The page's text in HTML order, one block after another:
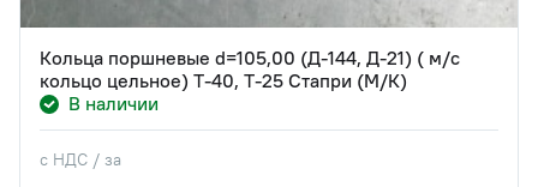
Кольца поршневые d=105,00 (Д-144, Д-21) ( м/с
кольцо цельное) Т-40, Т-25 Стапри (М/К)
В наличии
с НДС / за